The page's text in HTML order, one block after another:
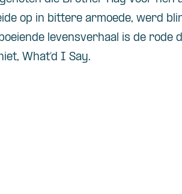
op in bittere armoede, werd
levensverhaal is de rode
What’d I Say.